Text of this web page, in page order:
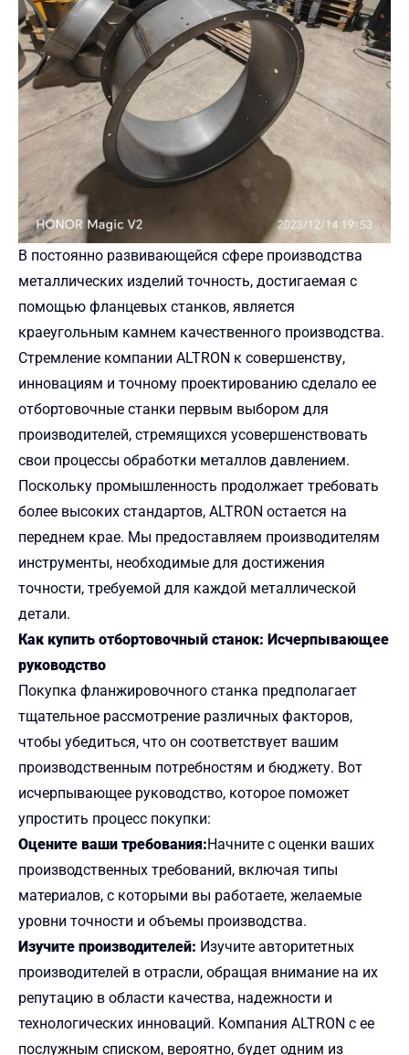
В постоянно развивающейся сфере производства
металлических изделий точность, достигаемая с
помощью фланцевых станков, является
краеугольным камнем качественного производства.
Стремление компании ALTRON к совершенству,
инновациям и точному проектированию сделало ее
отбортовочные станки первым выбором для
производителей, стремящихся усовершенствовать
свои процессы обработки металлов давлением.
Поскольку промышленность продолжает требовать
более высоких стандартов, ALTRON остается на
переднем крае. Мы предоставляем производителям
инструменты, необходимые для достижения
точности, требуемой для каждой металлической
детали.
Как купить отбортовочный станок: Исчерпывающее
руководство
Покупка фланжировочного станка предполагает
тщательное рассмотрение различных факторов,
чтобы убедиться, что он соответствует вашим
производственным потребностям и бюджету. Вот
исчерпывающее руководство, которое поможет
упростить процесс покупки:
Оцените ваши требования:Начните с оценки ваших
производственных требований, включая типы
материалов, с которыми вы работаете, желаемые
уровни точности и объемы производства.
Изучите производителей: Изучите авторитетных
производителей в отрасли, обращая внимание на их
репутацию в области качества, надежности и
технологических инноваций. Компания ALTRON с ее
послужным списком, вероятно, будет одним из